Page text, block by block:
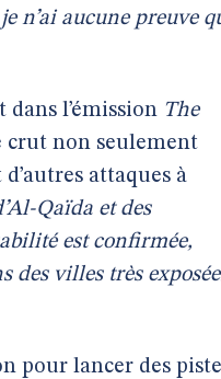
n’ai aucune preuve
l’émission The
crut non seulement
attaques à
Qaïda et des
est confirmée,
des villes très
pour lancer des